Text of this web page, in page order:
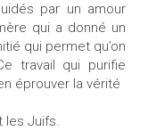
par un amour
qui a donné un
qui permet qu’on
travail qui purifie
éprouver la vérité
les Juifs.